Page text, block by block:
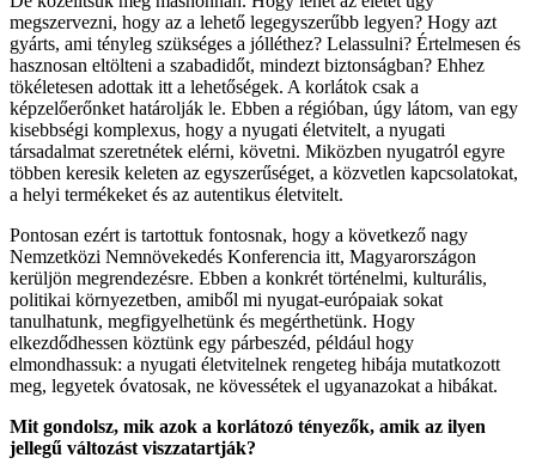
megszervezni, hogy az a lehető legegyszerűbb legyen? Hogy azt
gyárts, ami tényleg szükséges a jólléthez? Lelassulni? Értelmesen és
hasznosan eltölteni a szabadidőt, mindezt biztonságban? Ehhez
tökéletesen adottak itt a lehetőségek. A korlátok csak a
képzelőerőnket határolják le. Ebben a régióban, úgy látom, van egy
kisebbségi komplexus, hogy a nyugati életvitelt, a nyugati
társadalmat szeretnétek elérni, követni. Miközben nyugatról egyre
többen keresik keleten az egyszerűséget, a közvetlen kapcsolatokat,
a helyi termékeket és az autentikus életvitelt.
Pontosan ezért is tartottuk fontosnak, hogy a következő nagy
Nemzetközi Nemnövekedés Konferencia itt, Magyarországon
kerüljön megrendezésre. Ebben a konkrét történelmi, kulturális,
politikai környezetben, amiből mi nyugat-európaiak sokat
tanulhatunk, megfigyelhetünk és megérthetünk. Hogy
elkezdődhessen köztünk egy párbeszéd, például hogy
elmondhassuk: a nyugati életvitelnek rengeteg hibája mutatkozott
meg, legyetek óvatosak, ne kövessétek el ugyanazokat a hibákat.
Mit gondolsz, mik azok a korlátozó tényezők, amik az ilyen
jellegű változást viszzatartják?